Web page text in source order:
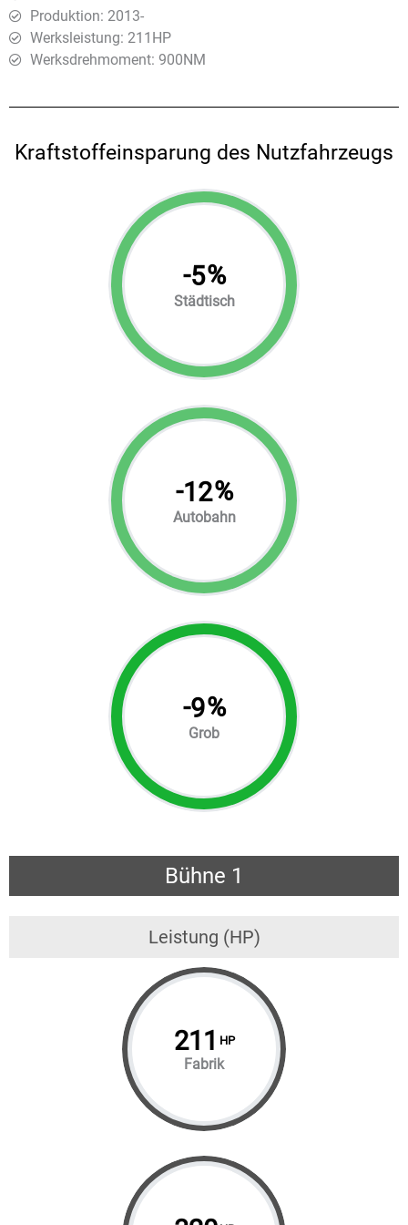
Produktion: 2013-
Werksleistung: 211HP
Werksdrehmoment: 900ΝΜ
Kraftstoffeinsparung des Nutzfahrzeugs
-5%
Städtisch
-12%
Autobahn
-9%
Grob
Bühne 1
Leistung (HP)
211 HP
Fabrik